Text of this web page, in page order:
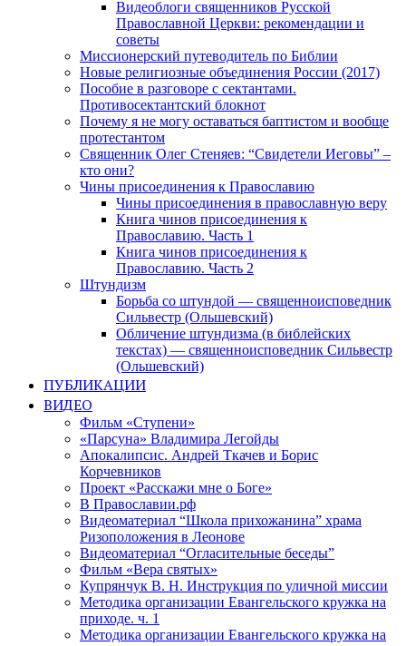
Видеоблоги священников Русской
Православной Церкви: рекомендации и
советы
Миссионерский путеводитель по Библии
Новые религиозные объединения России (2017)
Пособие в разговоре с сектантами.
Противосектантский блокнот
Почему я не могу оставаться баптистом и вообще
протестантом
Священник Олег Стеняев: “Свидетели Иеговы” –
кто они?
Чины присоединения к Православию
Чины присоединения в православную веру
Книга чинов присоединения к
Православию. Часть 1
Книга чинов присоединения к
Православию. Часть 2
Штундизм
Борьба со штундой — священноисповедник
Сильвестр (Ольшевский)
Обличение штундизма (в библейских
текстах) — священноисповедник Сильвестр
(Ольшевский)
ПУБЛИКАЦИИ
ВИДЕО
Фильм «Ступени»
«Парсуна» Владимира Легойды
Апокалипсис. Андрей Ткачев и Борис
Корчевников
Проект «Расскажи мне о Боге»
В Православии.рф
Видеоматериал “Школа прихожанина” храма
Ризоположения в Леонове
Видеоматериал “Огласительные беседы”
Фильм «Вера святых»
Купрянчук В. Н. Инструкция по уличной миссии
Методика организации Евангельского кружка на
приходе. ч. 1
Методика организации Евангельского кружка на